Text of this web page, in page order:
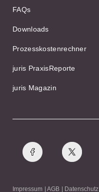
FAQs
Downloads
Prozesskostenrechner
juris PraxisReporte
juris Magazin
Impressum AGB Datenschutz